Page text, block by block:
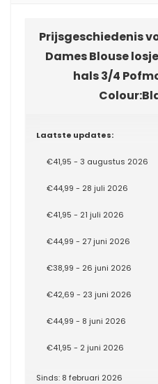
Prijsgeschiedenis
Dames Blouse
hals 3/4
Laatste updates:
€41,95 - 3 augustus 2026
€44,99 - 28 juli 2026
€41,95 - 21 juli 2026
€44,99 - 27 juni 2026
€38,99 - 26 juni 2026
€42,69 - 23 juni 2026
€44,99 - 8 juni 2026
€41,95 - 2 juni 2026
Sinds: 8 februari 2026